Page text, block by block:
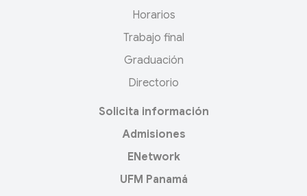
Horarios
Trabajo final
Graduación
Directorio
Solicita información
Admisiones
ENetwork
UFM Panamá